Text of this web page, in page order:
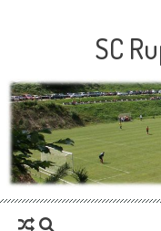
SC